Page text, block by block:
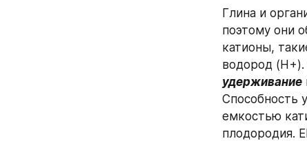
Глина и
поэтому они
катионы,
водород (H+).
удерживание
Способность
емкостью
плодородия.